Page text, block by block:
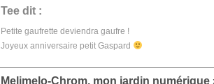
Tee dit :
Petite gaufrette deviendra gaufre !
Joyeux anniversaire petit Gaspard
Melimelo-Chrom, mon jardin